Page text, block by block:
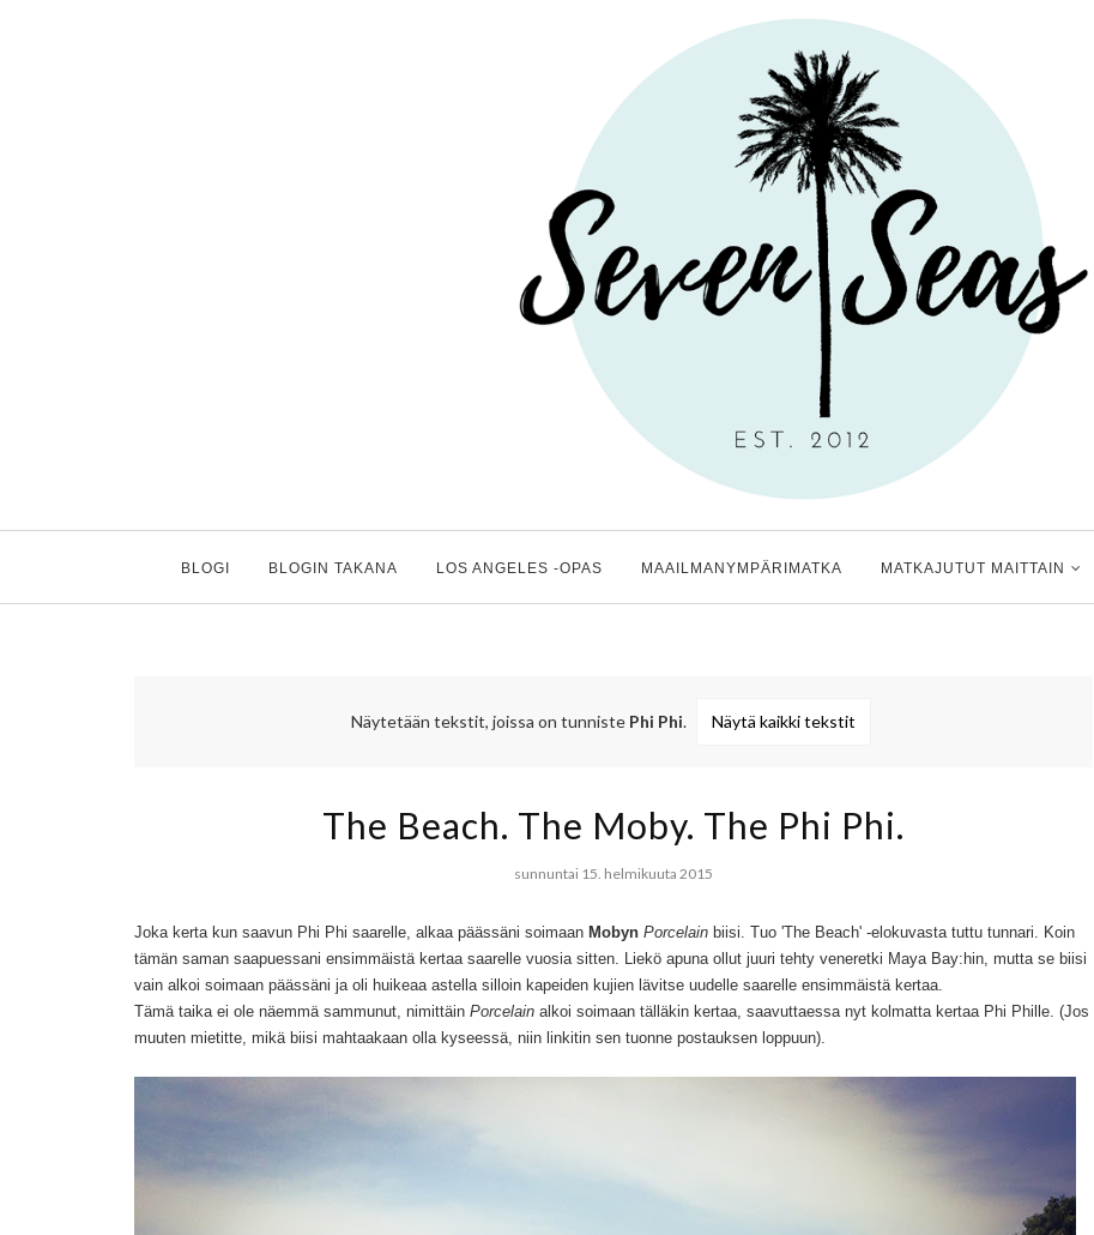
BLOGI BLOGIN TAKANA LOS ANGELES -OPAS MAAILMANYMPÄRIMATKA MATKAJUTUT MAITTAIN
Näytetään tekstit, joissa on tunniste Phi Phi. Näytä kaikki tekstit
The Beach. The Moby. The Phi Phi.
sunnuntai 15. helmikuuta 2015
Joka kerta kun saavun Phi Phi saarelle, alkaa päässäni soimaan Mobyn Porcelain biisi. Tuo 'The Beach' -elokuvasta tuttu tunnari. Koin
tämän saman saapuessani ensimmäistä kertaa saarelle vuosia sitten. Liekö apuna ollut juuri tehty veneretki Maya Bay:hin, mutta se biisi
vain alkoi soimaan päässäni ja oli huikeaa astella silloin kapeiden kujien lävitse uudelle saarelle ensimmäistä kertaa.
Tämä taika ei ole näemmä sammunut, nimittäin Porcelain alkoi soimaan tälläkin kertaa, saavuttaessa nyt kolmatta kertaa Phi Phille. (Jos
muuten mietitte, mikä biisi mahtaakaan olla kyseessä, niin linkitin sen tuonne postauksen loppuun).